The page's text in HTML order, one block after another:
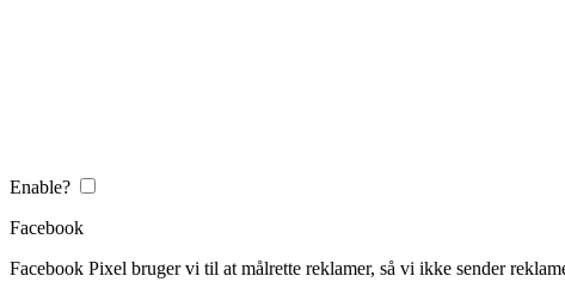
Enable?
Facebook
Facebook Pixel bruger vi til at målrette reklamer, så vi ikke sender